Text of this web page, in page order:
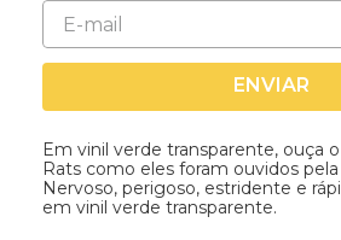
ENVIAR
Em vinil verde transparente, ouça
Rats como eles foram ouvidos
Nervoso, perigoso, estridente e
em vinil verde transparente.